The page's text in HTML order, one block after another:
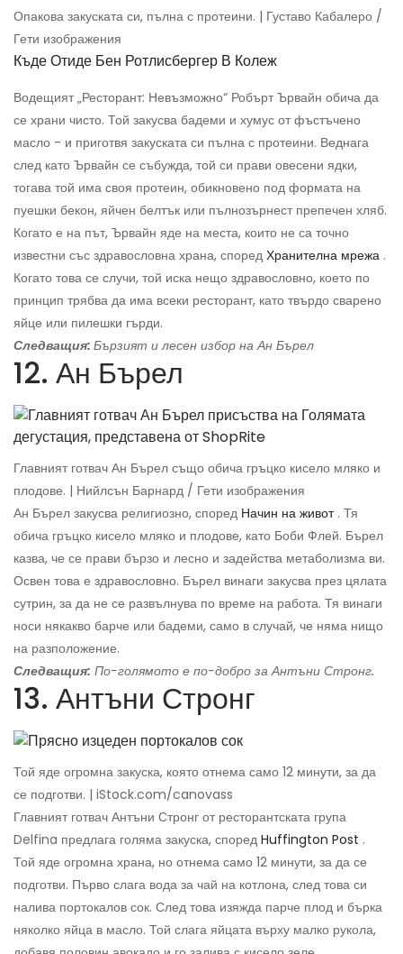
Опакова закуската си, пълна с протеини. | Густаво Кабалеро /
Гети изображения
Къде Отиде Бен Ротлисбергер В Колеж
Водещият „Ресторант: Невъзможно“ Робърт Ървайн обича да
се храни чисто. Той закусва бадеми и хумус от фъстъчено
масло - и приготвя закуската си пълна с протеини. Веднага
след като Ървайн се събужда, той си прави овесени ядки,
тогава той има своя протеин, обикновено под формата на
пуешки бекон, яйчен белтък или пълнозърнест препечен хляб.
Когато е на път, Ървайн яде на места, които не са точно
известни със здравословна храна, според Хранителна мрежа .
Когато това се случи, той иска нещо здравословно, което по
принцип трябва да има всеки ресторант, като твърдо сварено
яйце или пилешки гърди.
Следващия: Бързият и лесен избор на Ан Бърел
12. Ан Бърел
Главният готвач Ан Бърел също обича гръцко кисело мляко и
плодове. | Нийлсън Барнард / Гети изображения
Ан Бърел закусва религиозно, според Начин на живот. Тя
обича гръцко кисело мляко и плодове, като Боби Флей. Бърел
казва, че се прави бързо и лесно и задейства метаболизма ви.
Освен това е здравословно. Бърел винаги закусва през цялата
сутрин, за да не се развълнува по време на работа. Тя винаги
носи някакво барче или бадеми, само в случай, че няма нищо
на разположение.
Следващия: По-голямото е по-добро за Антъни Стронг.
13. Антъни Стронг
Той яде огромна закуска, която отнема само 12 минути, за да
се подготви. | iStock.com/canovass
Главният готвач Антъни Стронг от ресторантската група
Delfina предлага голяма закуска, според Huffington Post .
Той яде огромна храна, но отнема само 12 минути, за да се
подготви. Първо слага вода за чай на котлона, след това си
налива портокалов сок. След това изяжда парче плод и бърка
няколко яйца в масло. Той слага яйцата върху малко рукола,